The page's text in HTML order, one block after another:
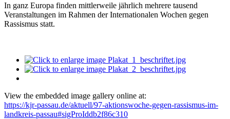
In ganz Europa finden mittlerweile jährlich mehrere tausend
Veranstaltungen im Rahmen der Internationalen Wochen gegen
Rassismus statt.
View the embedded image gallery online at:
https://kjr-passau.de/aktuell/97-aktionswoche-gegen-rassismus-im-
landkreis-passau#sigProIddb2f86c310